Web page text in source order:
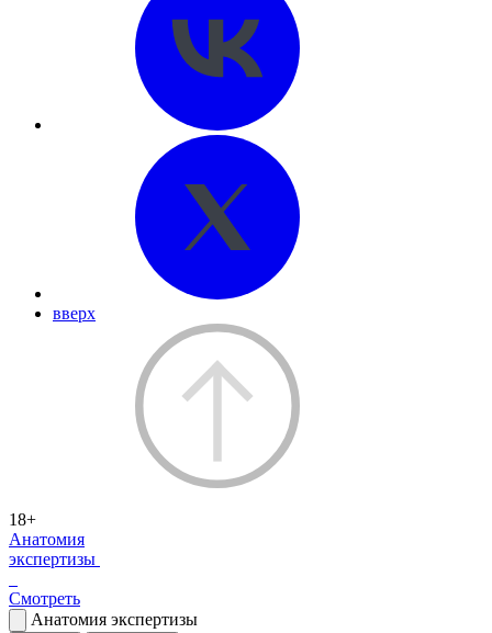
вверх
18+
Анатомия
экспертизы
Смотреть
Анатомия экспертизы